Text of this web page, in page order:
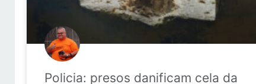
Policia: presos danificam cela da